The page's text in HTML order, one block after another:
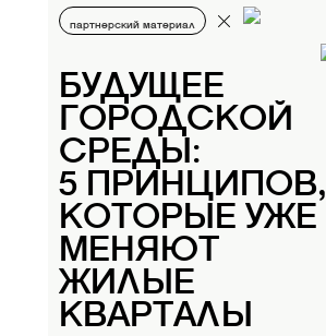
партнерский материал
БУДУЩЕЕ
ГОРОДСКОЙ
СРЕДЫ:
5 ПРИНЦИПОВ,
КОТОРЫЕ УЖЕ
МЕНЯЮТ
ЖИЛЫЕ
КВАРТАЛЫ